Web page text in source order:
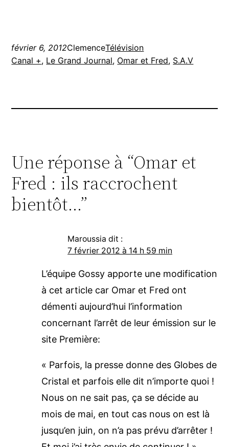
février 6, 2012ClemenceTélévision
Canal +, Le Grand Journal, Omar et Fred, S.A.V
Une réponse à “Omar et
Fred : ils raccrochent
bientôt…”
Maroussia dit :
7 février 2012 à 14 h 59 min
L’équipe Gossy apporte une modification
à cet article car Omar et Fred ont
démenti aujourd’hui l’information
concernant l’arrêt de leur émission sur le
site Première:
« Parfois, la presse donne des Globes de
Cristal et parfois elle dit n’importe quoi !
Nous on ne sait pas, ça se décide au
mois de mai, en tout cas nous on est là
jusqu’en juin, on n’a pas prévu d’arrêter !